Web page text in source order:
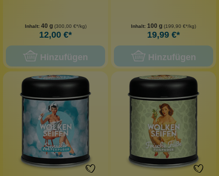
Inhalt: 40 g (300,00 €*/kg)
12,00 €*
Hinzufügen
Inhalt: 100 g (199,90 €*/kg)
19,99 €*
Hinzufügen